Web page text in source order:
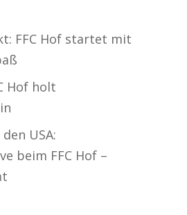
FFC Hof startet mit
Hof holt
USA:
beim FFC Hof –